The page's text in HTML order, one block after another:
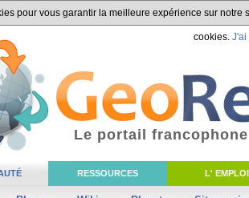
pour vous garantir la meilleure expérience sur
cookies. J'ai
RESSOURCES L' EMPLOI
Le portail